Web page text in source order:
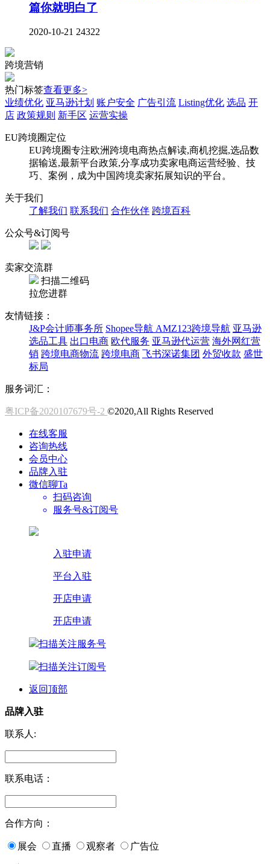
篇你就明白了
2020-10-21 24322
跨境营销
热门标签查看更多>
业绩优化 亚马逊计划 账户安全 广告引流 Listing优化 选品 开
店 政策规则 新手区 运营实操
EU跨境圈定位
EU跨境圈专注欧洲跨境电商热点解读,商机挖掘,选品数
据输送,最新平台政策,分享成功卖家电商运营经验、技
巧、案例，成为中国跨境卖家拓展知识的平台。
关于我们
了解我们 联系我们 合作伙伴 跨境百科
公众号&订阅号
卖家交流群
扫描二维码
拉您进群
友情链接：
J&P会计师事务所 Shopee导航 AMZ123跨境导航 亚马逊
选品工具 出口电商 欧代服务 亚马逊代运营 海外网红营
销 跨境电商物流 跨境电商 飞书深诺集团 外贸收款 盛世
标局
服务词汇：
粤ICP备2020107679号-2 ©2020,All Rights Reserved
在线客服
咨询热线
会员中心
品牌入驻
微信聊Ta
扫码咨询
服务号&订阅号
入驻申请
平台入驻
开店申请
开店申请
扫描关注服务号
扫描关注订阅号
返回顶部
品牌入驻
联系人:
联系电话：
合作方向：
展会 直播 观察者 广告位